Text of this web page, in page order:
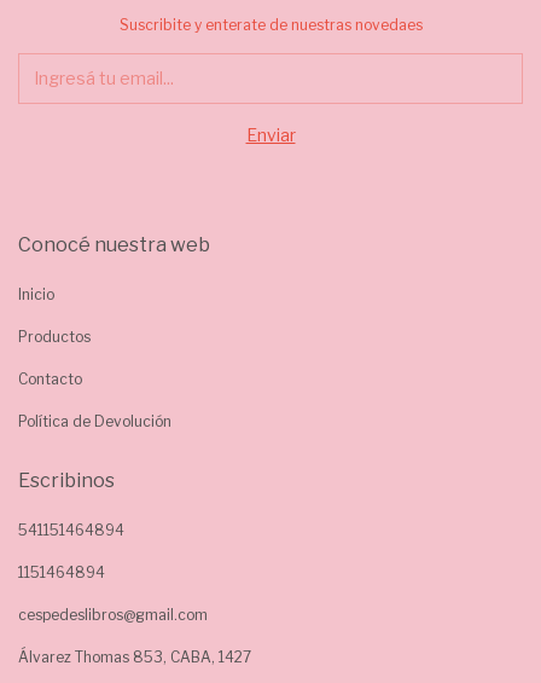
Suscribite y enterate de nuestras novedaes
Conocé nuestra web
Inicio
Productos
Contacto
Política de Devolución
Escribinos
541151464894
1151464894
cespedeslibros@gmail.com
Álvarez Thomas 853, CABA, 1427